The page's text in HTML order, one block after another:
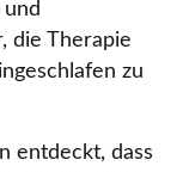
die Therapie
zu
entdeckt, dass